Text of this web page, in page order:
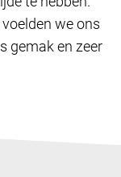
we ons
gemak en zeer